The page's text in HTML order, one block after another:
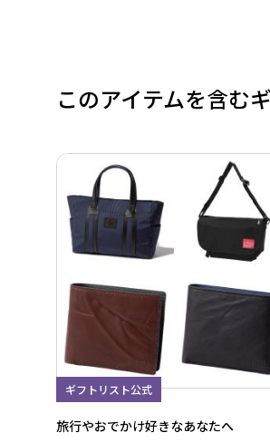
このアイテムを含む
ギフトリスト公式
旅行やおでかけ好きなあなたへ